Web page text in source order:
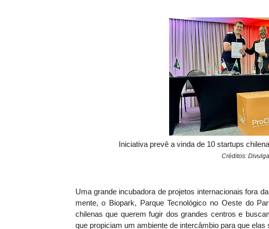
Iniciativa prevê a vinda de 10 startups
Créditos:
Uma grande incubadora de projetos internacionais fora
mente, o Biopark, Parque Tecnológico no Oeste do
chilenas que querem fugir dos grandes centros e
que propiciam um ambiente de intercâmbio para que